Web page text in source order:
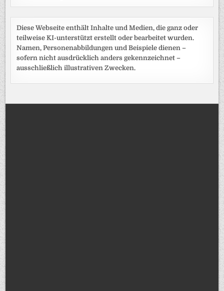
Diese Webseite enthält Inhalte und Medien, die ganz oder
teilweise KI-unterstützt erstellt oder bearbeitet wurden.
Namen, Personenabbildungen und Beispiele dienen –
sofern nicht ausdrücklich anders gekennzeichnet –
ausschließlich illustrativen Zwecken.